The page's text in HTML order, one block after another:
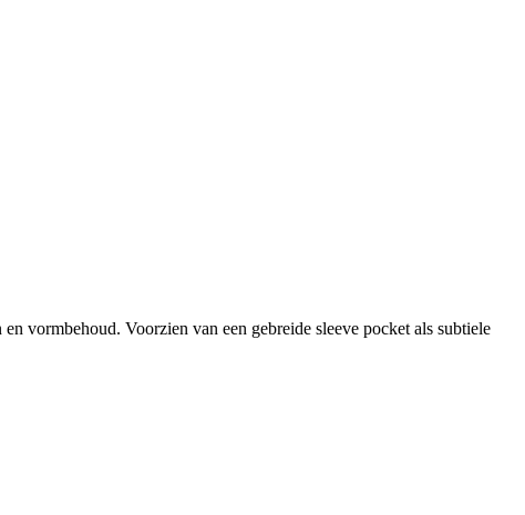
vormbehoud. Voorzien van een gebreide sleeve pocket als subtiele